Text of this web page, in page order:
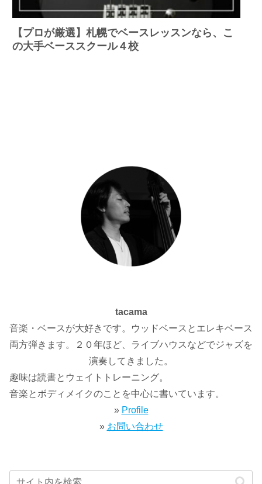
【プロが厳選】札幌でベースレッスンなら、こ
の大手ベーススクール４校
tacama
音楽・ベースが大好きです。ウッドベースとエレキベース
両方弾きます。２０年ほど、ライブハウスなどでジャズを
演奏してきました。
趣味は読書とウェイトトレーニング。
音楽とボディメイクのことを中心に書いています。
» Profile
» お問い合わせ